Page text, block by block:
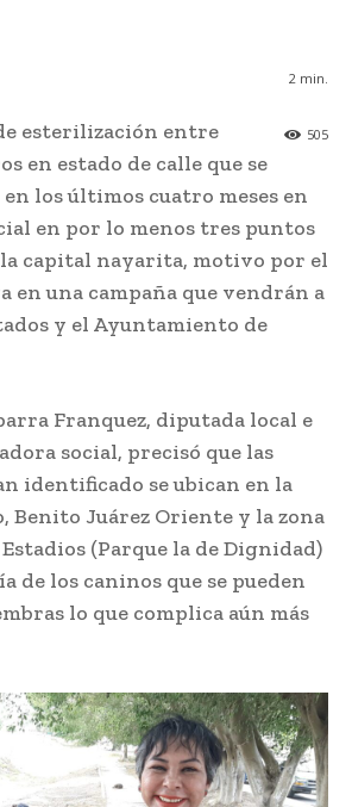
2 min.
505
esterilización entre
en estado de calle que se
los últimos cuatro meses en
en por lo menos tres puntos
capital nayarita, motivo por el
en una campaña que vendrán a
y el Ayuntamiento de
Franquez, diputada local e
social, precisó que las
identificado se ubican en la
Benito Juárez Oriente y la zona
(Parque la de Dignidad)
de los caninos que se pueden
lo que complica aún más